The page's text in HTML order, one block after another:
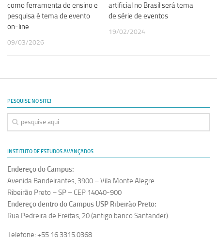
como ferramenta de ensino e
pesquisa é tema de evento
on-line
09/03/2026
artificial no Brasil será tema
de série de eventos
19/02/2024
PESQUISE NO SITE!
INSTITUTO DE ESTUDOS AVANÇADOS
Endereço do Campus:
Avenida Bandeirantes, 3900 – Vila Monte Alegre
Ribeirão Preto – SP – CEP 14040-900
Endereço dentro do Campus USP Ribeirão Preto:
Rua Pedreira de Freitas, 20 (antigo banco Santander).
Telefone: +55 16 3315.0368